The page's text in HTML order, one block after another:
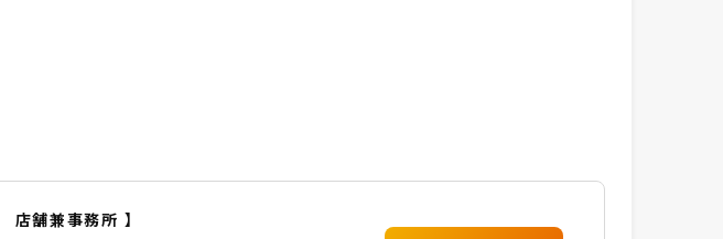
店舗兼事務所 】